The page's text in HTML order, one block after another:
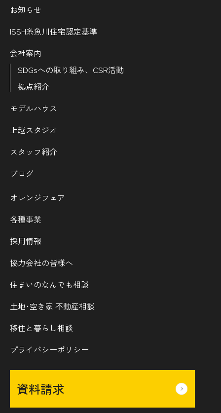
お知らせ
ISSH糸魚川住宅認定基準
会社案内
SDGsへの取り組み、CSR活動
拠点紹介
モデルハウス
上越スタジオ
スタッフ紹介
ブログ
オレンジフェア
各種事業
採用情報
協力会社の皆様へ
住まいのなんでも相談
土地･空き家 不動産相談
移住と暮らし相談
プライバシーポリシー
資料請求